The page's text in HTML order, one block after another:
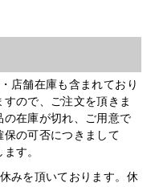
店舗在庫も含まれており
ので、ご注文を頂きま
の在庫が切れ、ご用意で
保の可否につきまして
す。
みを頂いております。休